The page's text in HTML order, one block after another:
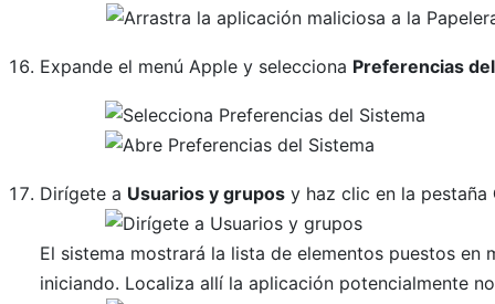
Expande el menú Apple y selecciona Preferencias
Dirígete a Usuarios y grupos y haz clic en la pestaña
El sistema mostrará la lista de elementos puestos en
iniciando. Localiza allí la aplicación potencialmente